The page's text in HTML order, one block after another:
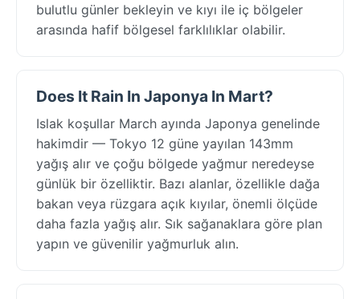
bulutlu günler bekleyin ve kıyı ile iç bölgeler
arasında hafif bölgesel farklılıklar olabilir.
Does It Rain In Japonya In Mart?
Islak koşullar March ayında Japonya genelinde
hakimdir — Tokyo 12 güne yayılan 143mm
yağış alır ve çoğu bölgede yağmur neredeyse
günlük bir özelliktir. Bazı alanlar, özellikle dağa
bakan veya rüzgara açık kıyılar, önemli ölçüde
daha fazla yağış alır. Sık sağanaklara göre plan
yapın ve güvenilir yağmurluk alın.